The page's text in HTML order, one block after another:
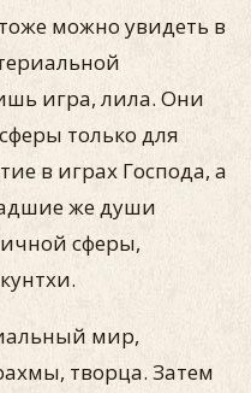
можно увидеть в
игра, лила. Они
только для
в играх Господа, а
же души
сферы,
мир,
творца. Затем